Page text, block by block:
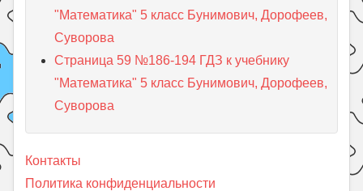
"Математика" 5 класс Бунимович, Дорофеев,
Суворова
Страница 59 №186-194 ГДЗ к учебнику
"Математика" 5 класс Бунимович, Дорофеев,
Суворова
Контакты
Политика конфиденциальности